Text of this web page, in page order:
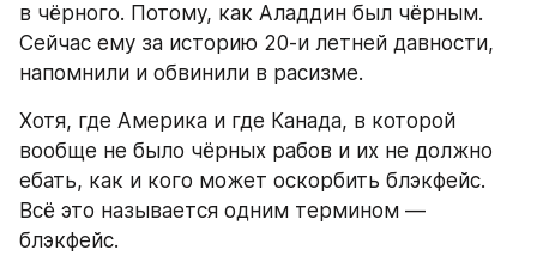
в чёрного. Потому, как Аладдин был чёрным.
Сейчас ему за историю 20-и летней давности,
напомнили и обвинили в расизме.
Хотя, где Америка и где Канада, в которой
вообще не было чёрных рабов и их не должно
ебать, как и кого может оскорбить блэкфейс.
Всё это называется одним термином —
блэкфейс.